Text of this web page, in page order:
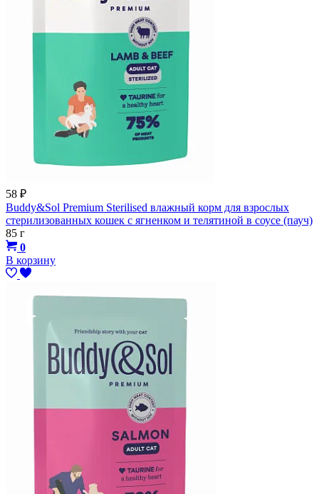
58 ₽
Buddy&Sol Premium Sterilised влажный корм для взрослых
стерилизованных кошек с ягненком и телятиной в соусе (пауч)
85 г
0
В корзину